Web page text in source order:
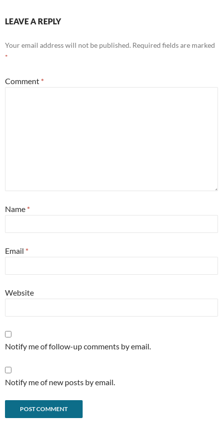
LEAVE A REPLY
Your email address will not be published. Required fields are marked
*
Comment *
Name *
Email *
Website
Notify me of follow-up comments by email.
Notify me of new posts by email.